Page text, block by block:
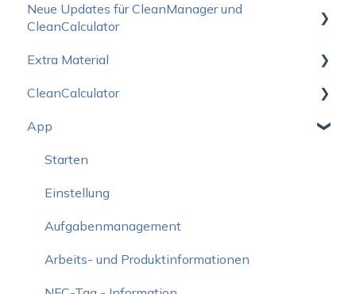
Wie fange ich am Besten an?
Neue Updates für CleanManager und
CleanCalculator
Neuigkeiten für den CleanManager
Neuigkeiten für den CleanCalculator
Extra Material
Verkaufsmaterial
Logo-Paket
CleanCalculator
Starten
CleanCalculator Webinare
Kontoeinstellungen
Benutzer
Kunden
App
Starten
Einstellung
Aufgabenmanagement
Arbeits- und Produktinformationen